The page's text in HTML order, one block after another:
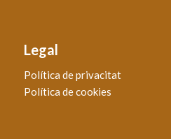
Legal
Política de privacitat
Política de cookies